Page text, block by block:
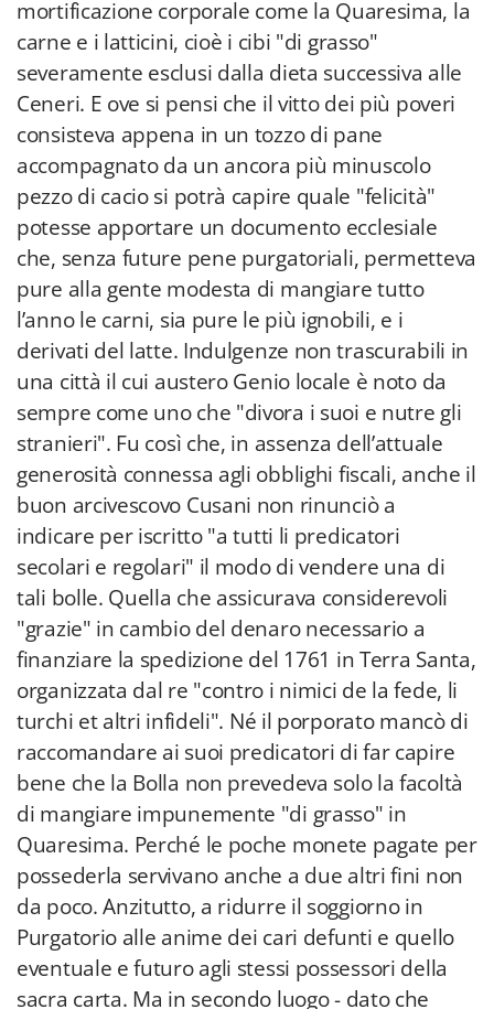
mortificazione corporale come la Quaresima, la
carne e i latticini, cioè i cibi "di grasso"
severamente esclusi dalla dieta successiva alle
Ceneri. E ove si pensi che il vitto dei più poveri
consisteva appena in un tozzo di pane
accompagnato da un ancora più minuscolo
pezzo di cacio si potrà capire quale "felicità"
potesse apportare un documento ecclesiale
che, senza future pene purgatoriali, permetteva
pure alla gente modesta di mangiare tutto
l’anno le carni, sia pure le più ignobili, e i
derivati del latte. Indulgenze non trascurabili in
una città il cui austero Genio locale è noto da
sempre come uno che "divora i suoi e nutre gli
stranieri". Fu così che, in assenza dell’attuale
generosità connessa agli obblighi fiscali, anche il
buon arcivescovo Cusani non rinunciò a
indicare per iscritto "a tutti li predicatori
secolari e regolari" il modo di vendere una di
tali bolle. Quella che assicurava considerevoli
"grazie" in cambio del denaro necessario a
finanziare la spedizione del 1761 in Terra Santa,
organizzata dal re "contro i nimici de la fede, li
turchi et altri infideli". Né il porporato mancò di
raccomandare ai suoi predicatori di far capire
bene che la Bolla non prevedeva solo la facoltà
di mangiare impunemente "di grasso" in
Quaresima. Perché le poche monete pagate per
possederla servivano anche a due altri fini non
da poco. Anzitutto, a ridurre il soggiorno in
Purgatorio alle anime dei cari defunti e quello
eventuale e futuro agli stessi possessori della
sacra carta. Ma in secondo luogo - dato che